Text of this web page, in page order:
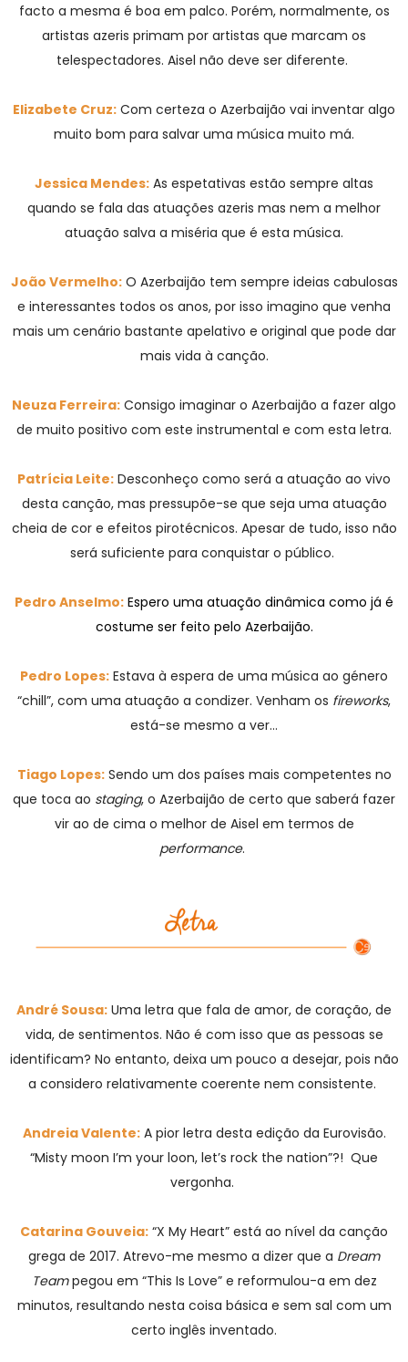
facto a mesma é boa em palco. Porém, normalmente, os
artistas azeris primam por artistas que marcam os
telespectadores. Aisel não deve ser diferente.
Elizabete Cruz: Com certeza o Azerbaijão vai inventar algo
muito bom para salvar uma música muito má.
Jessica Mendes: As espetativas estão sempre altas
quando se fala das atuações azeris mas nem a melhor
atuação salva a miséria que é esta música.
João Vermelho:O Azerbaijão tem sempre ideias cabulosas
e interessantes todos os anos, por isso imagino que venha
mais um cenário bastante apelativo e original que pode dar
mais vida à canção.
Neuza Ferreira: Consigo imaginar o Azerbaijão a fazer algo
de muito positivo com este instrumental e com esta letra.
Patrícia Leite: Desconheço como será a atuação ao vivo
desta canção, mas pressupõe-se que seja uma atuação
cheia de cor e efeitos pirotécnicos. Apesar de tudo, isso não
será suficiente para conquistar o público.
Pedro Anselmo: Espero uma atuação dinâmica como já é
costume ser feito pelo Azerbaijão.
Pedro Lopes: Estava à espera de uma música ao género
“chill”, com uma atuação a condizer. Venham os fireworks,
está-se mesmo a ver…
Tiago Lopes:Sendo um dos países mais competentes no
que toca ao staging, o Azerbaijão de certo que saberá fazer
vir ao de cima o melhor de Aisel em termos de
performance.
André Sousa: Uma letra que fala de amor, de coração, de
vida, de sentimentos. Não é com isso que as pessoas se
identificam? No entanto, deixa um pouco a desejar, pois não
a considero relativamente coerente nem consistente.
Andreia Valente:A pior letra desta edição da Eurovisão.
“Misty moon I’m your loon, let’s rock the nation”?! Que
vergonha.
Catarina Gouveia: “X My Heart” está ao nível da canção
grega de 2017. Atrevo-me mesmo a dizer que a Dream
Teampegou em “This Is Love” e reformulou-a em dez
minutos, resultando nesta coisa básica e sem sal com um
certo inglês inventado.